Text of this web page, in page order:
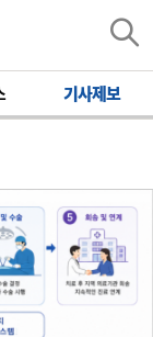
기사제보